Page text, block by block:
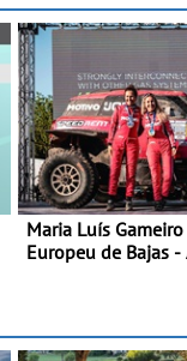
final deste mês
Maria Luís
Europeu de Bajas -